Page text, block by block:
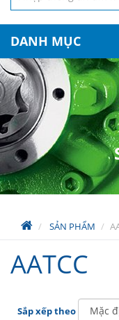
DANH MỤC
SẢN PHẨM
AATCC
Sắp xếp theo